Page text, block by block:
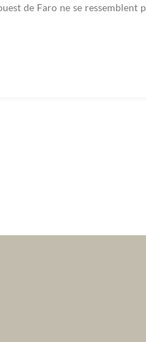
de Faro ne se ressemblent